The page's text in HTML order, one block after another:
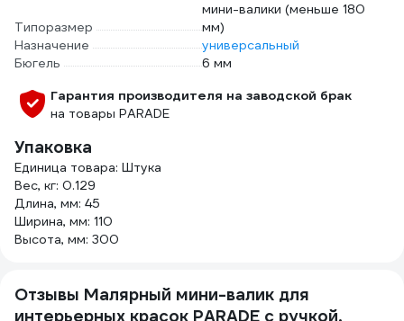
Типоразмер
мини-валики (меньше 180
мм)
Назначение
универсальный
Бюгель
6 мм
Гарантия производителя на заводской брак
на товары PARADE
Упаковка
Единица товара: Штука
Вес, кг: 0.129
Длина, мм: 45
Ширина, мм: 110
Высота, мм: 300
Отзывы Малярный мини-валик для
интерьерных красок PARADE с ручкой,